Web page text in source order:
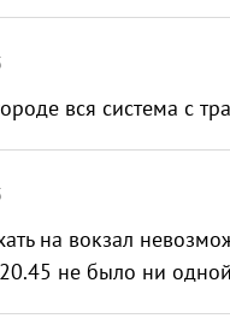
вся система с
на вокзал
не было ни